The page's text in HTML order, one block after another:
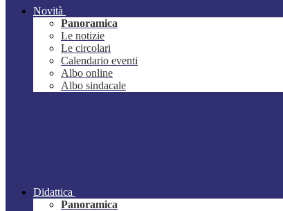
Novità
Panoramica
Le notizie
Le circolari
Calendario eventi
Albo online
Albo sindacale
Didattica
Panoramica